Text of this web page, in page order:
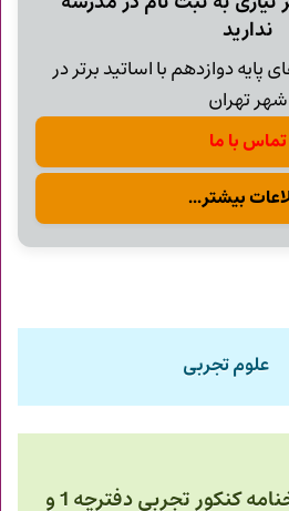
ندارید
پایه دوازدهم با اساتید برتر در
شهر تهران
تماس با ما
بیشتر...
علوم تجربی
سوالات و پاسخنامه کنکور تجربی دفترچه 1 و